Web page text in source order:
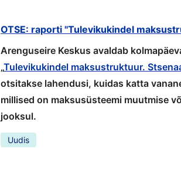
OTSE: raporti "Tulevikukindel
Arenguseire Keskus avaldab
„Tulevikukindel maksustruktuur.
otsitakse lahendusi, kuidas katta
millised on maksusüsteemi muutmise
jooksul.
Uudis